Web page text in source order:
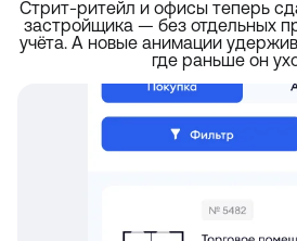
Стрит-ритейл и офисы теперь
застройщика — без отдельных
учёта. А новые анимации
где раньше он